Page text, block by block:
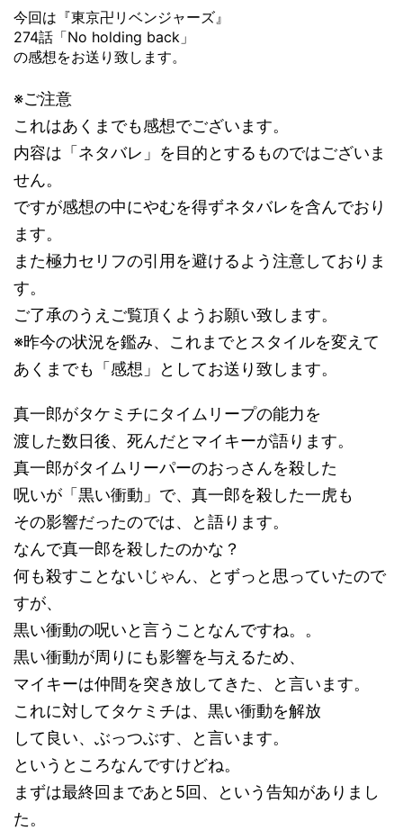
今回は『東京卍リベンジャーズ』
274話「No holding back」
の感想をお送り致します。
※ご注意
これはあくまでも感想でございます。
内容は「ネタバレ」を目的とするものではございま
せん。
ですが感想の中にやむを得ずネタバレを含んでおり
ます。
また極力セリフの引用を避けるよう注意しておりま
す。
ご了承のうえご覧頂くようお願い致します。
※昨今の状況を鑑み、これまでとスタイルを変えて
あくまでも「感想」としてお送り致します。
真一郎がタケミチにタイムリープの能力を
渡した数日後、死んだとマイキーが語ります。
真一郎がタイムリーパーのおっさんを殺した
呪いが「黒い衝動」で、真一郎を殺した一虎も
その影響だったのでは、と語ります。
なんで真一郎を殺したのかな？
何も殺すことないじゃん、とずっと思っていたので
すが、
黒い衝動の呪いと言うことなんですね。。
黒い衝動が周りにも影響を与えるため、
マイキーは仲間を突き放してきた、と言います。
これに対してタケミチは、黒い衝動を解放
して良い、ぶっつぶす、と言います。
というところなんですけどね。
まずは最終回まであと5回、という告知がありまし
た。